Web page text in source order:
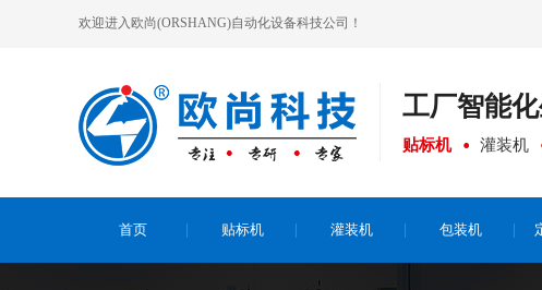
欢迎进入欧尚(ORSHANG)自动化设备科技公司！
工厂智能
贴标机 灌装机
首页 贴标机 灌装机 包装机